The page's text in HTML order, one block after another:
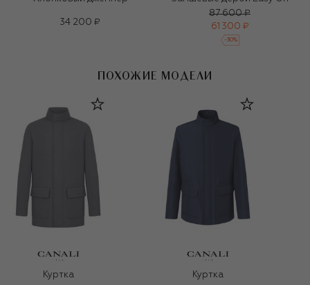
34 200 ₽
87 600 ₽
61 300 ₽
-30%
ПОХОЖИЕ МОДЕЛИ
Куртка
Куртка